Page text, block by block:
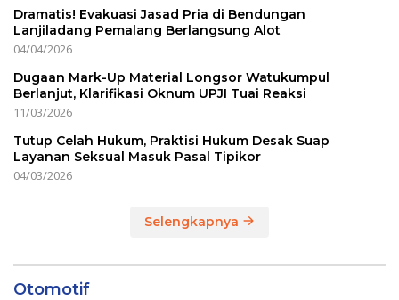
Dramatis! Evakuasi Jasad Pria di Bendungan
Lanjiladang Pemalang Berlangsung Alot
04/04/2026
Dugaan Mark-Up Material Longsor Watukumpul
Berlanjut, Klarifikasi Oknum UPJI Tuai Reaksi
11/03/2026
Tutup Celah Hukum, Praktisi Hukum Desak Suap
Layanan Seksual Masuk Pasal Tipikor
04/03/2026
Selengkapnya
Otomotif